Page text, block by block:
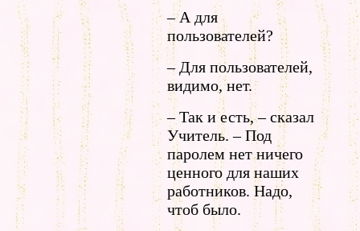
– А для
пользователей?
– Для пользователей,
видимо, нет.
– Так и есть, – сказал
Учитель. – Под
паролем нет ничего
ценного для наших
работников. Надо,
чтоб было.